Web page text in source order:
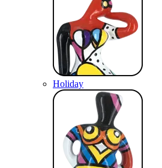
Holiday